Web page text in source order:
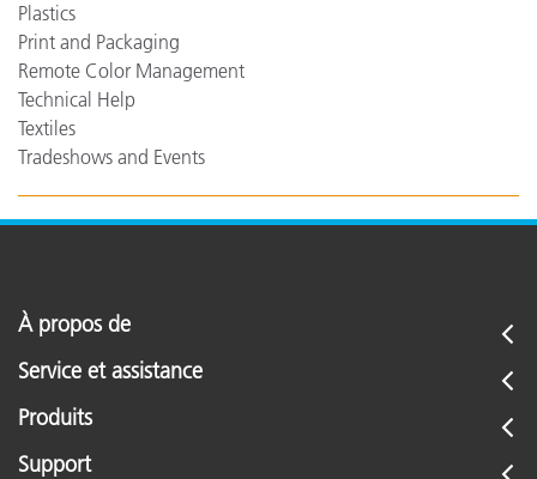
Plastics
Print and Packaging
Remote Color Management
Technical Help
Textiles
Tradeshows and Events
À propos de
Service et assistance
Produits
Support